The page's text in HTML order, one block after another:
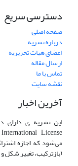
دسترسی سریع
صفحه اصلی
درباره نشریه
اعضای هیات تحریریه
ارسال مقاله
تماس با ما
نقشه سایت
آخرین اخبار
این نشریه ی دارای
می‌شود که اجازه
(بازترکیب، تغییر شکل